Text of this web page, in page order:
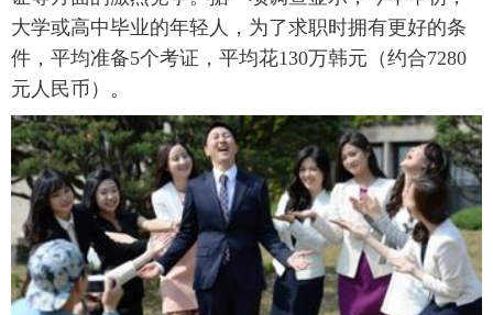
旅游 健康 信息化 数据
富媒体 摄影 新华广播
新华电视中文 新华电视英文 返回PC
大学或高中毕业的年轻人，为了求职时拥有更好的条
件，平均准备5个考证，平均花130万韩元（约合7280
元人民币）。